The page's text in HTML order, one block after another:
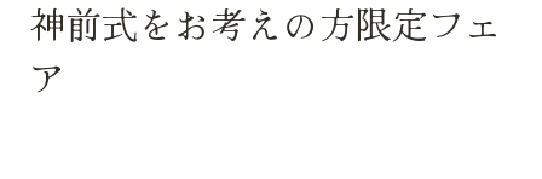
神前式をお考えの方限定フェ
ア